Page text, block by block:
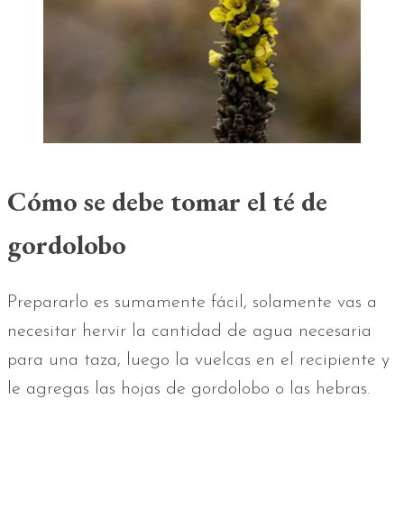
Cómo se debe tomar el té de
gordolobo
Prepararlo es sumamente fácil, solamente vas a
necesitar hervir la cantidad de agua necesaria
para una taza, luego la vuelcas en el recipiente y
le agregas las hojas de gordolobo o las hebras.